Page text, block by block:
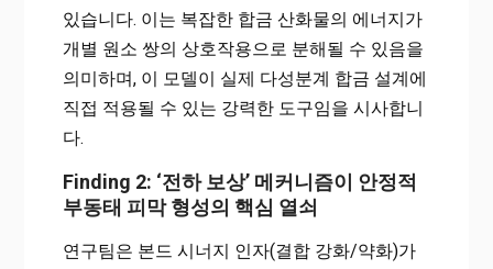
있습니다. 이는 복잡한 합금 산화물의 에너지가
개별 원소 쌍의 상호작용으로 분해될 수 있음을
의미하며, 이 모델이 실제 다성분계 합금 설계에
직접 적용될 수 있는 강력한 도구임을 시사합니
다.
Finding 2: ‘전하 보상’ 메커니즘이 안정적
부동태 피막 형성의 핵심 열쇠
연구팀은 본드 시너지 인자(결합 강화/약화)가